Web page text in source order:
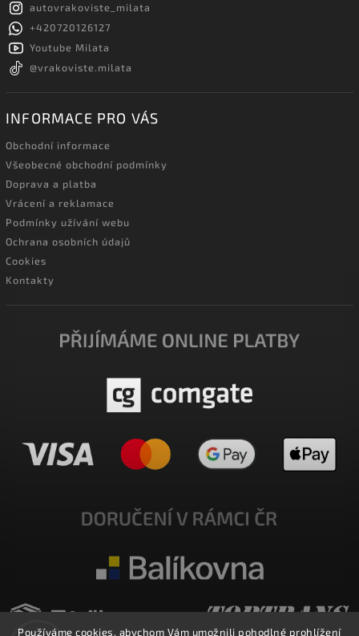
Používáme cookies, abychom Vám umožnili pohodlné prohlížení
autovrakoviste_milata
+420720126127
Youtube Milata
@vrakoviste.milata
INFORMACE PRO VÁS
Obchodní informace
Všeobecné obchodní podmínky
Doprava a platba
Vrácení a reklamace
Podmínky užívání webu
Ochrana osobních údajů
Cookies
Kontakty